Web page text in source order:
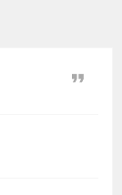
Цитата